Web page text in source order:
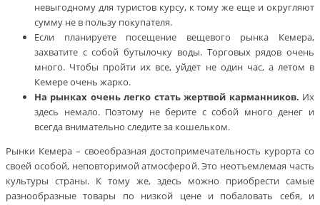
невыгодному для туристов курсу, к тому же еще и округляют
сумму не в пользу покупателя.
Если планируете посещение вещевого рынка Кемера,
захватите с собой бутылочку воды. Торговых рядов очень
много. Чтобы пройти их все, уйдет не один час, а летом в
Кемере очень жарко.
На рынках очень легко стать жертвой карманников. Их
здесь немало. Поэтому не берите с собой много денег и
всегда внимательно следите за кошельком.
Рынки Кемера – своеобразная достопримечательность курорта со
своей особой, неповторимой атмосферой. Это неотъемлемая часть
культуры страны. К тому же, здесь можно приобрести самые
разнообразные товары по низкой цене и побаловать себя, и